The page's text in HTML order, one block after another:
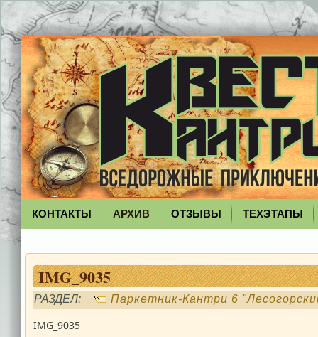
КОНТАКТЫ АРХИВ ОТЗЫВЫ ТЕХЭТАПЫ
IMG_9035
РАЗДЕЛ: Паркетник-Кантри 6
IMG_9035